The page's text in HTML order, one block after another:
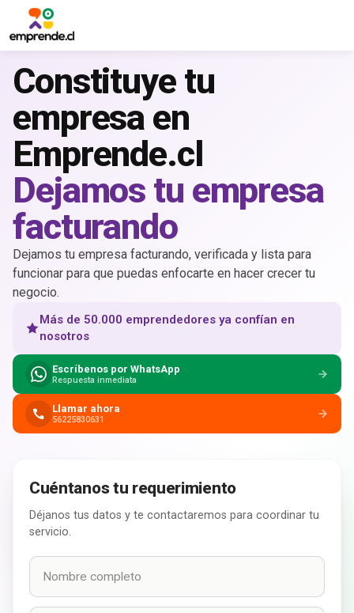
Constituye tu
empresa en
Emprende.cl
Dejamos tu empresa
facturando
Dejamos tu empresa facturando, verificada y lista para
funcionar para que puedas enfocarte en hacer crecer tu
negocio.
Más de 50.000 emprendedores ya confían en
nosotros
Escríbenos por WhatsApp
Respuesta inmediata
Llamar ahora
56225830631
Cuéntanos tu requerimiento
Déjanos tus datos y te contactaremos para coordinar tu
servicio.